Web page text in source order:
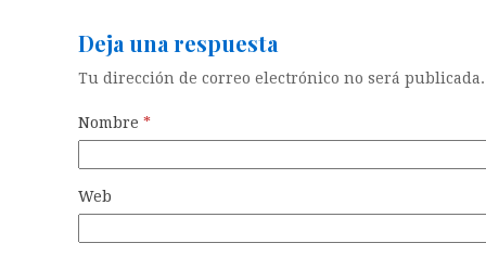
Deja una respuesta
Tu dirección de correo electrónico no será publicada.
Nombre *
Web